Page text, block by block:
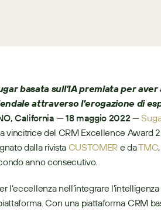
basata sull’IA premiata per
attraverso l’erogazione di
California —18 maggio 2022 —
vincitrice del CRM Excellence Award
dalla rivista CUSTOMER e da TMC
anno consecutivo.
l’eccellenza nell’integrare
Con una piattaforma CRM